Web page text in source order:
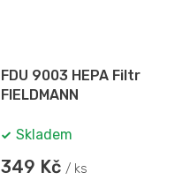
FDU 9003 HEPA Filtr
FIELDMANN
Skladem
349 Kč / ks